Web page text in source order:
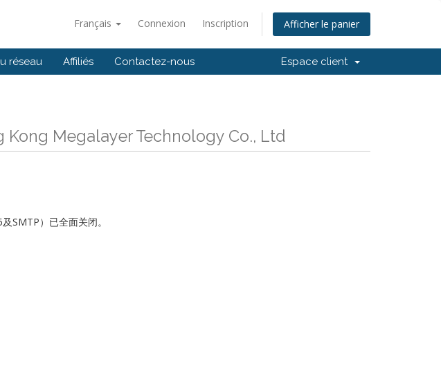
Français Connexion Inscription Afficher le panier
réseau Affiliés Contactez-nous Espace client
Kong Megalayer Technology Co., Ltd
SMTP）已全面关闭。